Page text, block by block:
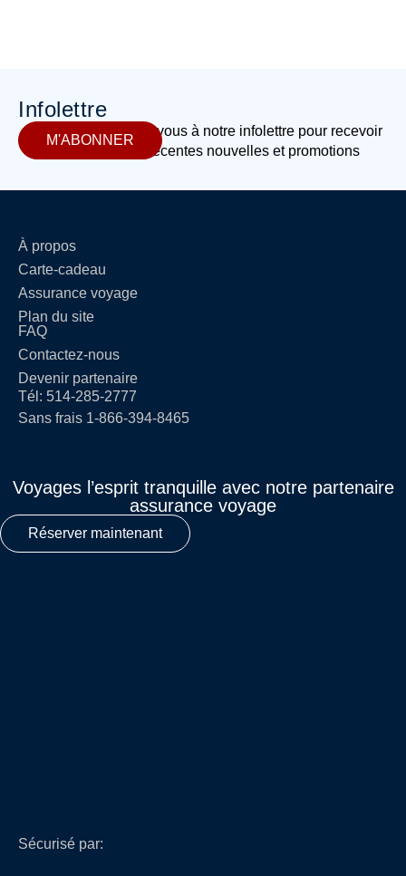
Infolettre
Abonnez-vous à notre infolettre pour recevoir
les plus récentes nouvelles et promotions
M'ABONNER
À propos
Carte-cadeau
Assurance voyage
Plan du site
FAQ
Contactez-nous
Devenir partenaire
Tél: 514-285-2777
Sans frais 1-866-394-8465
Voyages l’esprit tranquille avec notre partenaire
assurance voyage
Réserver maintenant
Sécurisé par: